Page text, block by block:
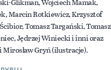
Marcin Rotkiewicz, Krzysztof
Tomasz Targański, Tomasz
Jędrzej Winiecki i inni oraz
Gryń (ilustracje).